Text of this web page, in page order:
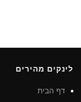
לינקים מהירים
דף הבית